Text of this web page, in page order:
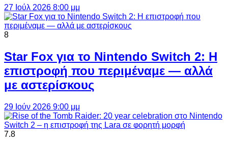
27 Ιούλ 2026 8:00 μμ
8
Star Fox για το Nintendo Switch 2: Η
επιστροφή που περιμέναμε — αλλά
με αστερίσκους
29 Ιούν 2026 9:00 μμ
7.8